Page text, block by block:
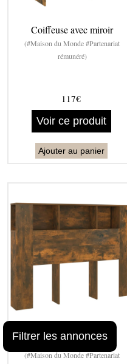
Coiffeuse avec miroir
(#Maison du Monde #Partenariat
rémunéré)
117€
Voir ce produit
Ajouter au panier
Armoire tête lit
(#Maison du Monde #Partenariat
Filtrer les annonces